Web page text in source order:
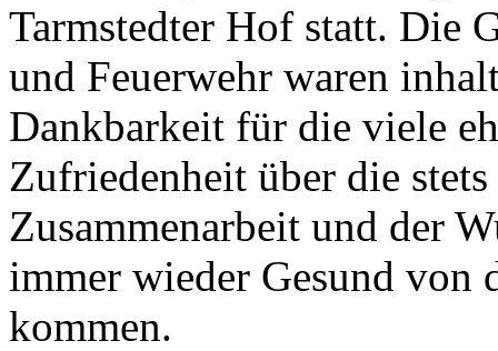
Tarmstedter Hof statt. Die
und Feuerwehr waren
Dankbarkeit für die viele
Zufriedenheit über die
Zusammenarbeit und der
immer wieder Gesund von
kommen.